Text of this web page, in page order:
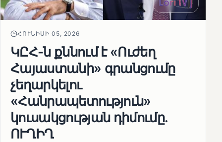
ՀՈՒՆԻՍԻ 05, 2026
ԿԸՀ-ն քննում է «Ուժեղ
Հայաստանի» գրանցումը
չեղարկելու
«Հանրապետություն»
կուսակցության դիմումը.
ՈՒՂԻՂ